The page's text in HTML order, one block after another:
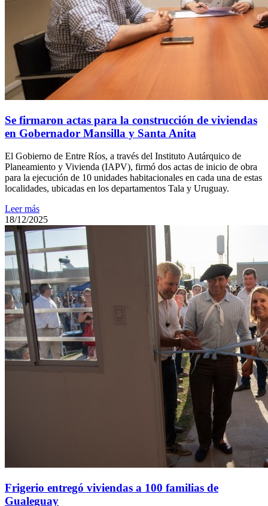
Se firmaron actas para la construcción de viviendas
en Gobernador Mansilla y Santa Anita
El Gobierno de Entre Ríos, a través del Instituto Autárquico de
Planeamiento y Vivienda (IAPV), firmó dos actas de inicio de obra
para la ejecución de 10 unidades habitacionales en cada una de estas
localidades, ubicadas en los departamentos Tala y Uruguay.
Leer más
18/12/2025
Frigerio entregó viviendas a 100 familias de
Gualeguay